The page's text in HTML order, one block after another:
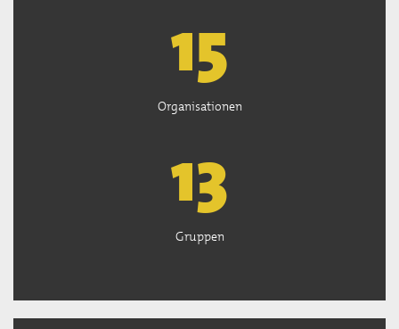
15
Organisationen
13
Gruppen